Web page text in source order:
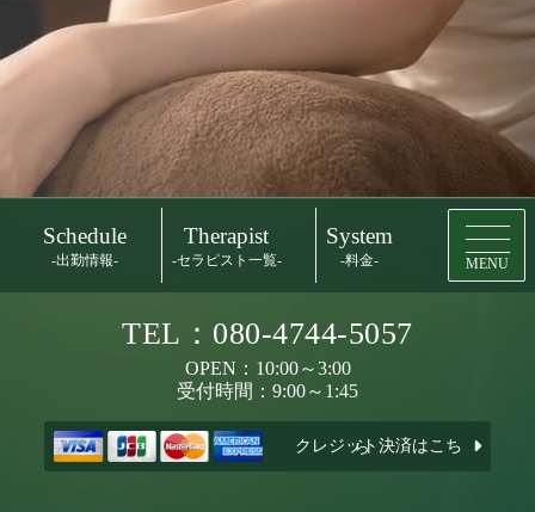
Schedule
-出勤情報-
Therapist
-セラピスト一覧-
System
-料金- MENU
TEL：080-4744-5057
OPEN：10:00～3:00
受付時間：9:00～1:45
クレジット決済はこちら